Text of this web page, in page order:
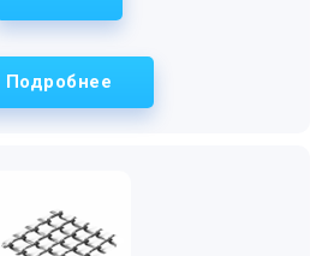
Подробнее